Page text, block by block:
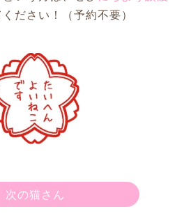
ださい！（予約不要）
次の猫さん